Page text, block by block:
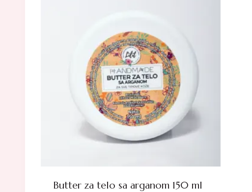
Butter za telo sa arganom 150 ml